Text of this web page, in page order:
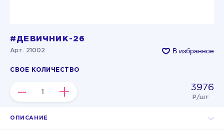
#ДЕВИЧНИК-26
Арт. 21002 В избранное
СВОЕ КОЛИЧЕСТВО
– + 3976
Р/шт
ОПИСАНИЕ